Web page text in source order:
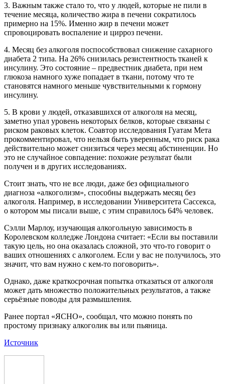
3. Важным также стало то, что у людей, которые не пили в
течение месяца, количество жира в печени сократилось
примерно на 15%. Именно жир в печени может
спровоцировать воспаление и цирроз печени.
4. Месяц без алкоголя поспособствовал снижение сахарного
диабета 2 типа. На 26% снизилась резистентность тканей к
инсулину. Это состояние – предвестник диабета, при нем
глюкоза намного хуже попадает в ткани, потому что те
становятся намного меньше чувствительными к гормону
инсулину.
5. В крови у людей, отказавшихся от алкоголя на месяц,
заметно упал уровень некоторых белков, которые связаны с
риском раковых клеток. Соавтор исследования Гуатам Мета
прокомментировал, что нельзя быть уверенным, что риск рака
действительно может снизиться через месяц абстиненции. Но
это не случайное совпадение: похожие результат были
получен и в других исследованиях.
Стоит знать, что не все люди, даже без официального
диагноза «алкоголизм», способны выдержать месяц без
алкоголя. Например, в исследовании Университета Сассекса,
о котором мы писали выше, с этим справилось 64% человек.
Сэлли Марлоу, изучающая алкогольную зависимость в
Королевском колледже Лондона считает: «Если вы поставили
такую цель, но она оказалась сложной, это что-то говорит о
ваших отношениях с алкоголем. Если у вас не получилось, это
значит, что вам нужно с кем-то поговорить».
Однако, даже краткосрочная попытка отказаться от алкоголя
может дать множество положительных результатов, а также
серьёзные поводы для размышления.
Ранее портал «ЯСНО», сообщал, что можно понять по
простому признаку алкоголик вы или пьяница.
Источник